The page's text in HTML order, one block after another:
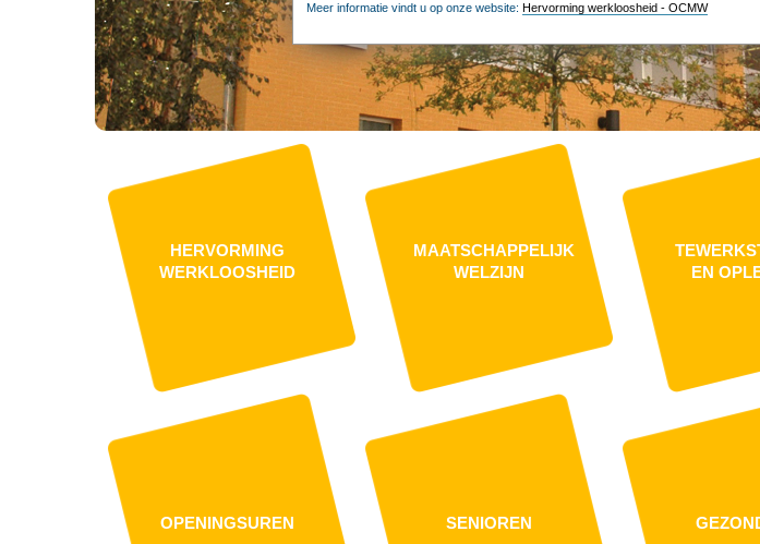
HERVORMING
WERKLOOSHEID
MAATSCHAPPELIJK
WELZIJN
EN
OPENINGSUREN SENIOREN
Meer informatie vindt u op onze website: Hervorming werkloosheid - OCMW